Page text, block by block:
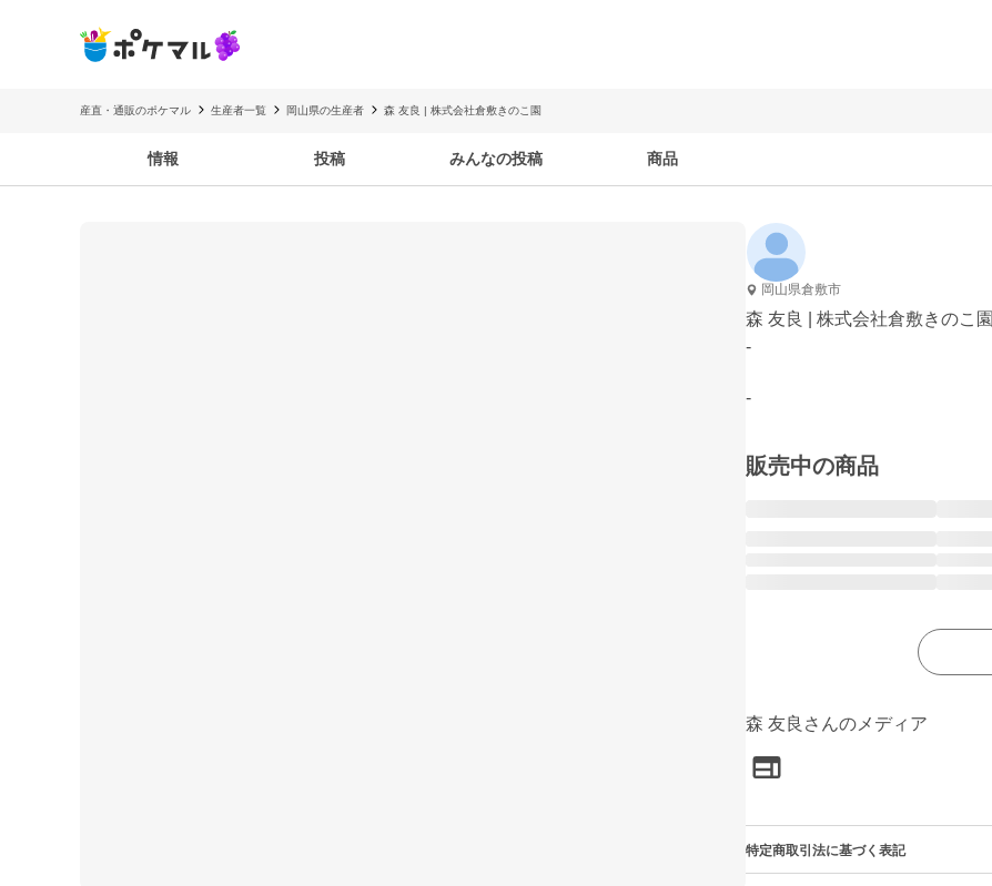
産直・通販のポケマル 生産者一覧 岡山県の生産者 森 友良 | 株式会社倉敷きのこ園
情報 投稿 みんなの投稿 商品
岡山県倉敷市
森 友良 | 株式会社倉敷きのこ園
-
-
販売中の商品
森 友良さんのメディア
特定商取引法に基づく表記